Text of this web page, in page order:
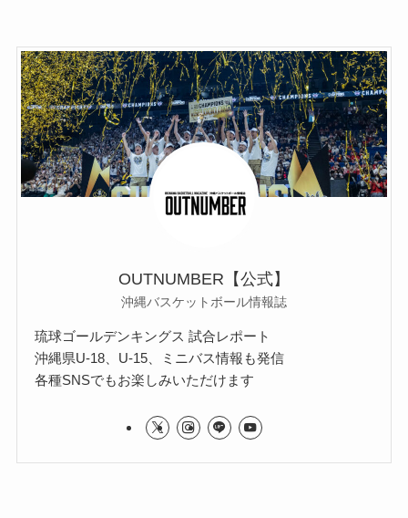
OUTNUMBER【公式】
沖縄バスケットボール情報誌
琉球ゴールデンキングス 試合レポート
沖縄県U-18、U-15、ミニバス情報も発信
各種SNSでもお楽しみいただけます